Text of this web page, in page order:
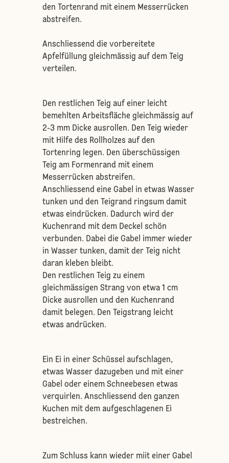
den Tortenrand mit einem Messerrücken
abstreifen.
Anschliessend die vorbereitete
Apfelfüllung gleichmässig auf dem Teig
verteilen.
Den restlichen Teig auf einer leicht
bemehlten Arbeitsfläche gleichmässig auf
2-3 mm Dicke ausrollen. Den Teig wieder
mit Hilfe des Rollholzes auf den
Tortenring legen. Den überschüssigen
Teig am Formenrand mit einem
Messerrücken abstreifen.
Anschliessend eine Gabel in etwas Wasser
tunken und den Teigrand ringsum damit
etwas eindrücken. Dadurch wird der
Kuchenrand mit dem Deckel schön
verbunden. Dabei die Gabel immer wieder
in Wasser tunken, damit der Teig nicht
daran kleben bleibt.
Den restlichen Teig zu einem
gleichmässigen Strang von etwa 1 cm
Dicke ausrollen und den Kuchenrand
damit belegen. Den Teigstrang leicht
etwas andrücken.
Ein Ei in einer Schüssel aufschlagen,
etwas Wasser dazugeben und mit einer
Gabel oder einem Schneebesen etwas
verquirlen. Anschliessend den ganzen
Kuchen mit dem aufgeschlagenen Ei
bestreichen.
Zum Schluss kann wieder miit einer Gabel